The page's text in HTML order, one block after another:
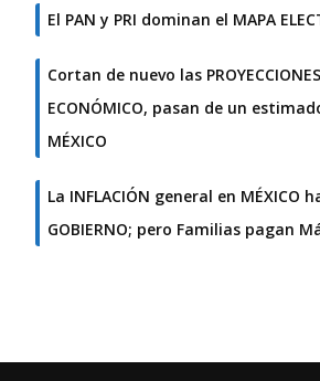
El PAN y PRI dominan el MAPA
Cortan de nuevo las
ECONÓMICO, pasan de un
MÉXICO
La INFLACIÓN general en MÉXICO
GOBIERNO; pero Familias pagan